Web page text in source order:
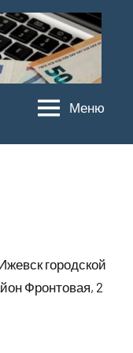
Меню
городской
Фронтовая, 2